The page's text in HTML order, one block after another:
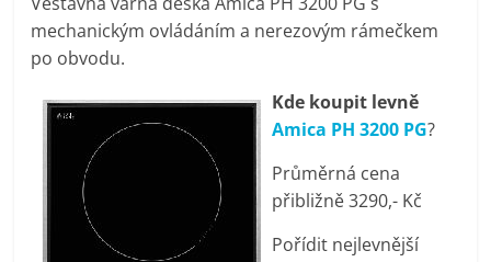
pračky,
televize,
notebooky,
mobilní
mechanickým ovládáním a nerezovým rámečkem
po obvodu.
Kde koupit levně
Amica PH 3200 PG?
Průměrná cena
přibližně 3290,- Kč
Pořídit nejlevnější